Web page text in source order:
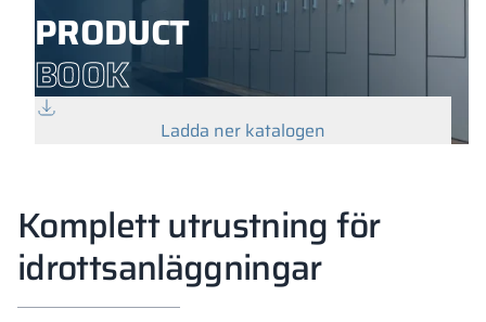
PRODUCT
BOOK
Ladda ner katalogen
Komplett utrustning för
idrottsanläggningar